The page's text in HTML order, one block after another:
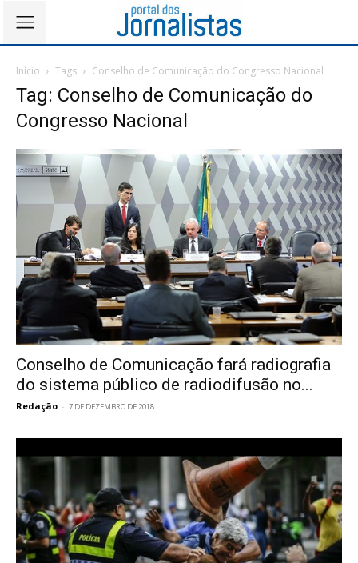
Início Tags Conselho de Comunicação do Congresso Nacional
Tag: Conselho de Comunicação do
Congresso Nacional
Conselho de Comunicação fará radiografia
do sistema público de radiodifusão no...
Redação - 7 DE DEZEMBRO DE 2018